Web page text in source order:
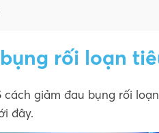
rối loạn
cách giảm đau bụng rối
đây.